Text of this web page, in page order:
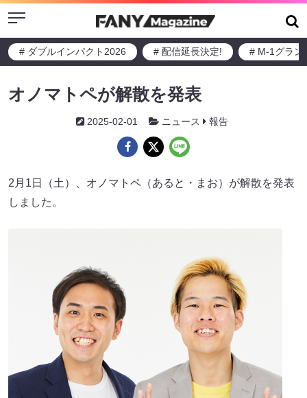
Menu
# ダブルインパクト2026 # 配信延長決定! # M-1グラン
オノマトペが解散を発表
2025-02-01 ニュース 報告
2月1日（土）、オノマトペ（あると・まお）が解散を発表
しました。